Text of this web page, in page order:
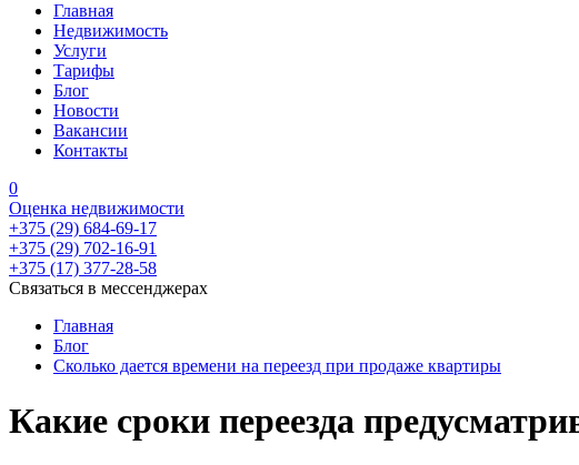
Главная
Недвижимость
Услуги
Тарифы
Блог
Новости
Вакансии
Контакты
0
Оценка недвижимости
+375 (29) 684-69-17
+375 (29) 702-16-91
+375 (17) 377-28-58
Связаться в мессенджерах
Главная
Блог
Сколько дается времени на переезд при продаже квартиры
Какие сроки переезда